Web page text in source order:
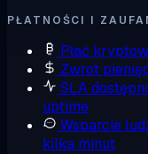
PŁATNOŚCI I
Płać
Zwrot
SLA
uptime
Wsparcie
kilka minut